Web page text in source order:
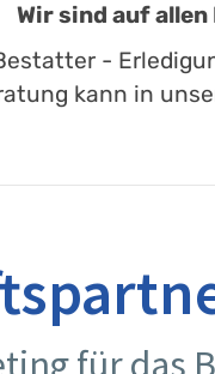
Wir sind auf
-
kann in